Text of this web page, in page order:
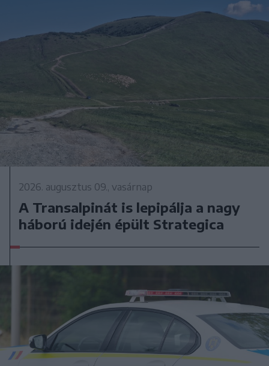
2026. augusztus 09., vasárnap
A Transalpinát is lepipálja a nagy
háború idején épült Strategica